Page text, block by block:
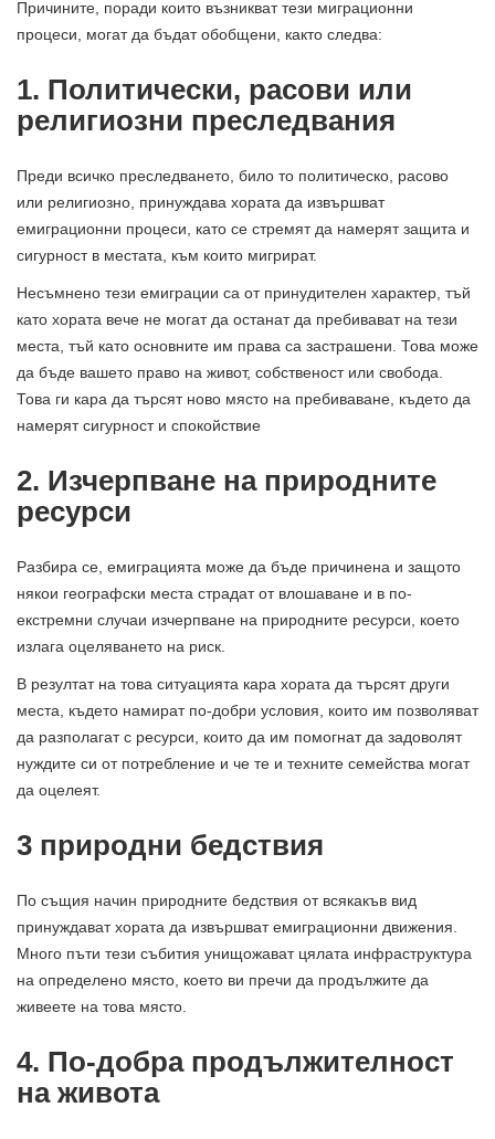
Причините, поради които възникват тези миграционни
процеси, могат да бъдат обобщени, както следва:
1. Политически, расови или
религиозни преследвания
Преди всичко преследването, било то политическо, расово
или религиозно, принуждава хората да извършват
емиграционни процеси, като се стремят да намерят защита и
сигурност в местата, към които мигрират.
Несъмнено тези емиграции са от принудителен характер, тъй
като хората вече не могат да останат да пребивават на тези
места, тъй като основните им права са застрашени. Това може
да бъде вашето право на живот, собственост или свобода.
Това ги кара да търсят ново място на пребиваване, където да
намерят сигурност и спокойствие
2. Изчерпване на природните
ресурси
Разбира се, емиграцията може да бъде причинена и защото
някои географски места страдат от влошаване и в по-
екстремни случаи изчерпване на природните ресурси, което
излага оцеляването на риск.
В резултат на това ситуацията кара хората да търсят други
места, където намират по-добри условия, които им позволяват
да разполагат с ресурси, които да им помогнат да задоволят
нуждите си от потребление и че те и техните семейства могат
да оцелеят.
3 природни бедствия
По същия начин природните бедствия от всякакъв вид
принуждават хората да извършват емиграционни движения.
Много пъти тези събития унищожават цялата инфраструктура
на определено място, което ви пречи да продължите да
живеете на това място.
4. По-добра продължителност
на живота